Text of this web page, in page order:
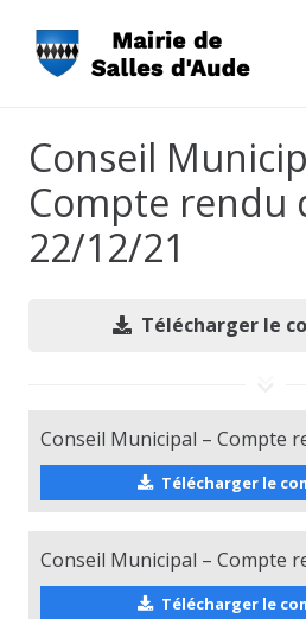
Conseil
Compte rendu
22/12/21
Télécharger le
Conseil Municipal – Compte
Télécharger le
Conseil Municipal – Compte
Télécharger le